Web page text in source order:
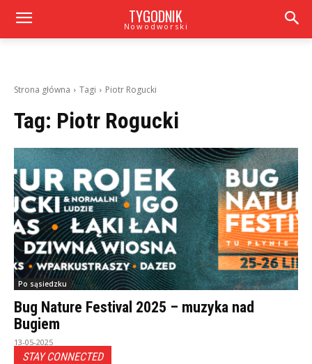
TYGODNIK
Nowodworski
Strona główna Tagi Piotr Rogucki
Tag: Piotr Rogucki
Po sąsiedzku
Bug Nature Festival 2025 – muzyka nad
Bugiem
13-05-2025
STAY CONNECTED